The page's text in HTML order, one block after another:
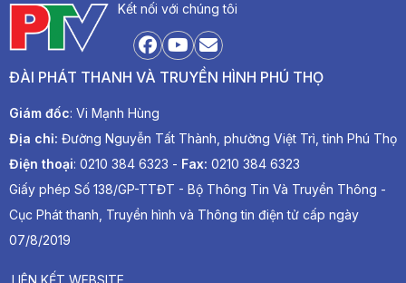
Kết nối với chúng tôi
ĐÀI PHÁT THANH VÀ TRUYỀN HÌNH PHÚ THỌ
Giám đốc: Vi Mạnh Hùng
Địa chỉ: Đường Nguyễn Tất Thành, phường Việt Trì, tỉnh Phú Thọ
Điện thoại: 0210 384 6323 - Fax: 0210 384 6323
Giấy phép Số 138/GP-TTĐT - Bộ Thông Tin Và Truyền Thông -
Cục Phát thanh, Truyền hình và Thông tin điện tử cấp ngày
07/8/2019